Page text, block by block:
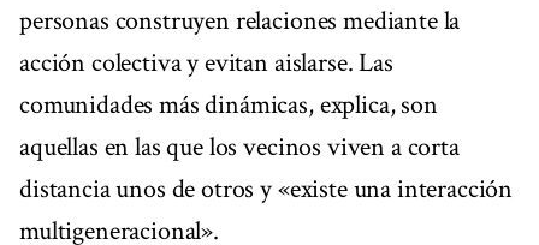
personas construyen relaciones mediante la
acción colectiva y evitan aislarse. Las
comunidades más dinámicas, explica, son
aquellas en las que los vecinos viven a corta
distancia unos de otros y «existe una interacción
multigeneracional».